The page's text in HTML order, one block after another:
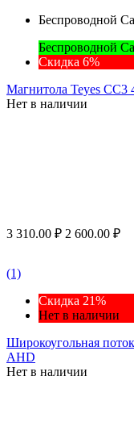
Беспроводной
Беспроводной
Скидка 6%
Магнитола Teyes CC3
Нет в наличии
3 310.00 ₽ 2 600.00 ₽
(1)
Скидка 21%
Нет в наличии
Широкоугольная
AHD
Нет в наличии